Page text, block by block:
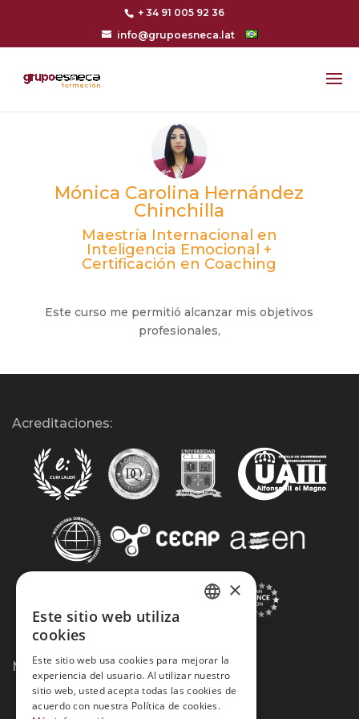
+ 34 91 005 92 36
info@grupoesneca.lat
Mónica Carolina Hernández
Chinchilla
Maestría Internacional en
Inteligencia Emocional +
Certificación en Coaching
Este curso me permitió alcanzar mis objetivos
profesionales,
Acreditaciones:
Métodos de Pago:
×
Este sitio web utiliza
cookies
Este sitio web usa cookies para mejorar la
experiencia del usuario. Al utilizar nuestro
sitio web, usted acepta todas las cookies de
acuerdo con nuestra Política de cookies.